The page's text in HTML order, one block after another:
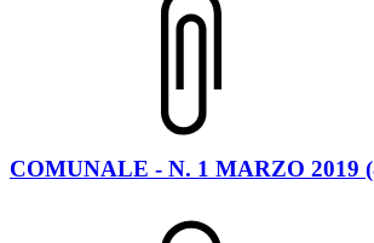
COMUNALE - N. 1 MARZO 2019